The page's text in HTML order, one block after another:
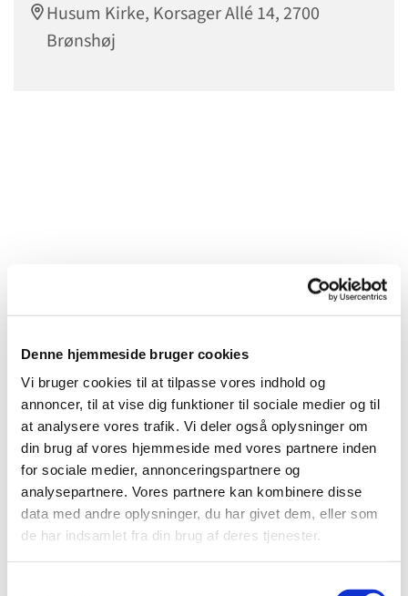
Denne hjemmeside bruger cookies
Vi bruger cookies til at tilpasse vores indhold og
annoncer, til at vise dig funktioner til sociale medier og til
at analysere vores trafik. Vi deler også oplysninger om
din brug af vores hjemmeside med vores partnere inden
for sociale medier, annonceringspartnere og
analysepartnere. Vores partnere kan kombinere disse
data med andre oplysninger, du har givet dem, eller som
de har indsamlet fra din brug af deres tjenester.
Husum Kirke, Korsager Allé 14, 2700
Brønshøj
Du vil måske også kunne lide...